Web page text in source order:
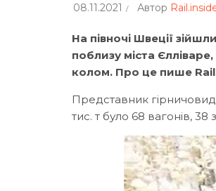
08.11.2021 Автор
На півночі Швеції
поблизу міста
колом. Про це пише
Представник
тис. т було 68 вагонів, 38